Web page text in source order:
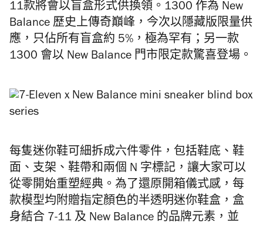
11款將會以盲盒形式供換領。1300 作為 New
Balance 歷史上傳奇巔峰，今次以隱藏版限量供
應，只佔所有盲盒約 5%，極為罕有；另一款
1300 會以 New Balance 門市限定款驚喜登場。
每隻迷你鞋可細拆成六件零件，包括鞋底、鞋
面、支架、鞋帶和兩個 N 字標記，讓大家可以
從零開始重塑經典。為了還原開箱儀式感，每
款模型均附贈指定顏色的半透明迷你鞋盒，盒
身結合 7-11 及 New Balance 的品牌元素，並